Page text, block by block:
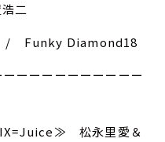
二
/ Funky Diamond18
ーーーーーーーーーー
松永里愛＆